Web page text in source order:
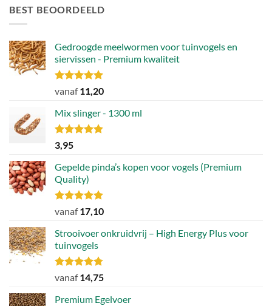
Deze
gekozen
worden
op
de
BEST BEOORDEELD
Gedroogde meelwormen voor tuinvogels en
siervissen - Premium kwaliteit
Gewaardeerd
uit 5
vanaf11,20
Mix slinger - 1300 ml
Gewaardeerd
4.79
3,95
Gepelde pinda’s kopen voor vogels (Premium
Quality)
Gewaardeerd
uit 5
vanaf17,10
Strooivoer onkruidvrij – High Energy Plus voor
tuinvogels
Gewaardeerd
uit 5
vanaf14,75
Premium Egelvoer